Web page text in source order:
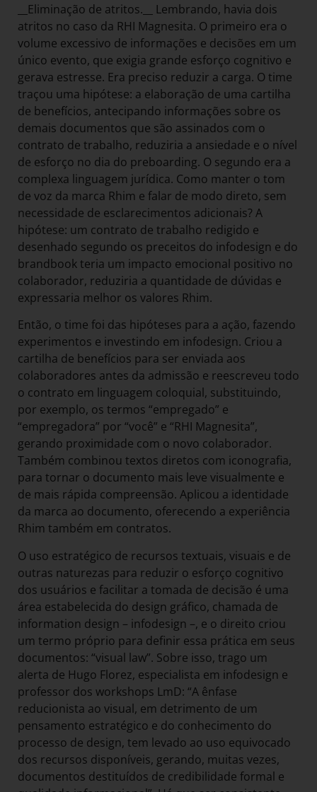
__Eliminação de atritos.__ Lembrando, havia dois
atritos no caso da RHI Magnesita. O primeiro era o
volume excessivo de informações e decisões em um
único evento, que exigia grande esforço cognitivo e
gerava estresse. Era preciso reduzir a carga. O time
traçou uma hipótese: a elaboração de uma cartilha
de benefícios, antecipando informações sobre os
demais documentos que são assinados com o
contrato de trabalho, reduziria a ansiedade e o nível
de esforço no dia do preboarding. O segundo era a
complexa linguagem jurídica. Como manter o tom
de voz da marca Rhim e falar de modo direto, sem
necessidade de esclarecimentos adicionais? A
hipótese: um contrato de trabalho redigido e
desenhado segundo os preceitos do infodesign e do
brandbook teria um impacto emocional positivo no
colaborador, reduziria a quantidade de dúvidas e
expressaria melhor os valores Rhim.
Então, o time foi das hipóteses para a ação, fazendo
experimentos e investindo em infodesign. Criou a
cartilha de benefícios para ser enviada aos
colaboradores antes da admissão e reescreveu todo
o contrato em linguagem coloquial, substituindo,
por exemplo, os termos “empregado” e
“empregadora” por “você” e “RHI Magnesita”,
gerando proximidade com o novo colaborador.
Também combinou textos diretos com iconografia,
para tornar o documento mais leve visualmente e
de mais rápida compreensão. Aplicou a identidade
da marca ao documento, oferecendo a experiência
Rhim também em contratos.
O uso estratégico de recursos textuais, visuais e de
outras naturezas para reduzir o esforço cognitivo
dos usuários e facilitar a tomada de decisão é uma
área estabelecida do design gráfico, chamada de
information design – infodesign –, e o direito criou
um termo próprio para definir essa prática em seus
documentos: “visual law”. Sobre isso, trago um
alerta de Hugo Florez, especialista em infodesign e
professor dos workshops LmD: “A ênfase
reducionista ao visual, em detrimento de um
pensamento estratégico e do conhecimento do
processo de design, tem levado ao uso equivocado
dos recursos disponíveis, gerando, muitas vezes,
documentos destituídos de credibilidade formal e